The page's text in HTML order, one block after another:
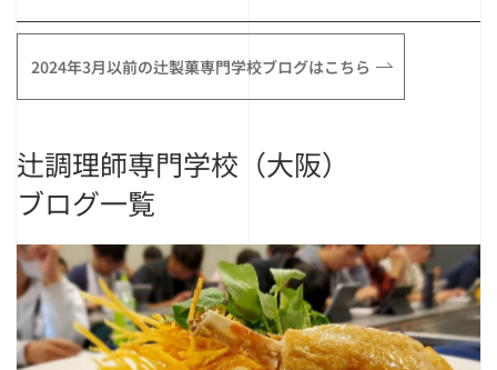
2024年3月以前の辻製菓専門学校ブログはこちら
辻調理師専門学校（大阪）
ブログ一覧